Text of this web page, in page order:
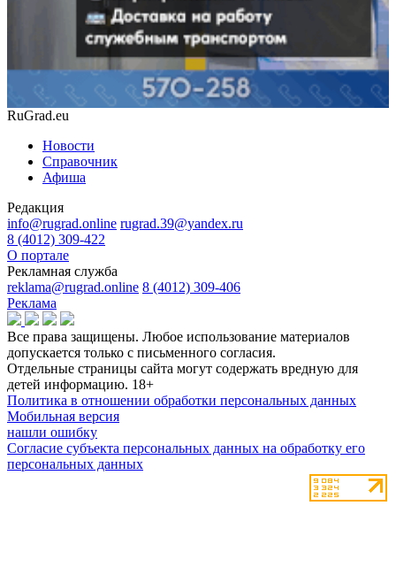
RuGrad.eu
Новости
Справочник
Афиша
Редакция
info@rugrad.online rugrad.39@yandex.ru
8 (4012) 309-422
О портале
Рекламная служба
reklama@rugrad.online 8 (4012) 309-406
Реклама
Все права защищены. Любое использование материалов
допускается только с письменного согласия.
Отдельные страницы сайта могут содержать вредную для
детей информацию. 18+
Политика в отношении обработки персональных данных
Мобильная версия
нашли ошибку
Согласие субъекта персональных данных на обработку его
персональных данных